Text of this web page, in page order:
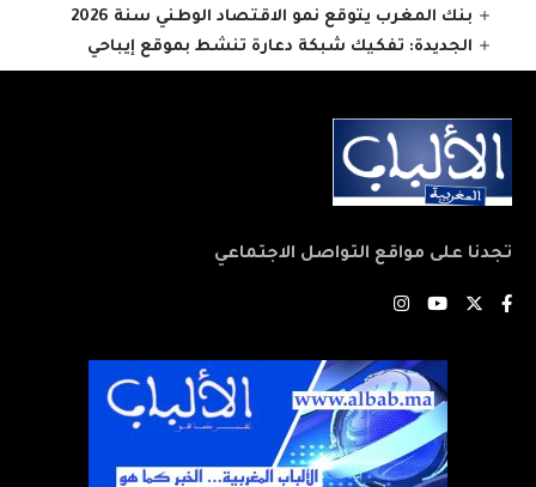
بنك المغرب يتوقع نمو الاقتصاد الوطني سنة 2026
الجديدة: تفكيك شبكة دعارة تنشط بموقع إيباحي
تجدنا على مواقع التواصل الاجتماعي